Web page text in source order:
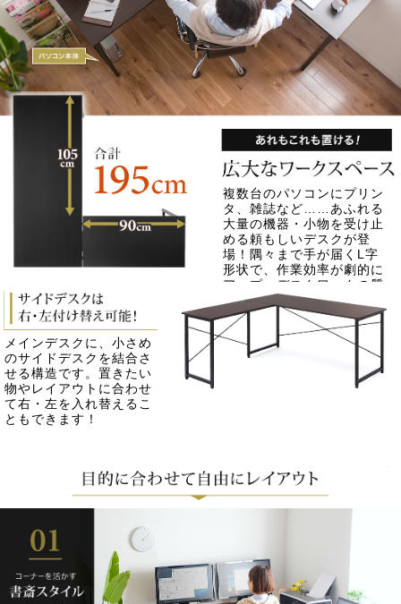
複数台のパソコンにプリン
タ、雑誌など……あふれる
大量の機器・小物を受け止
める頼もしいデスクが登
場！隅々まで手が届くL字
形状で、作業効率が劇的に
アップ。デスクワークの質
が向上すること間違いなし
です。
メインデスクに、小さめ
のサイドデスクを結合さ
せる構造です。置きたい
物やレイアウトに合わせ
て右・左を入れ替えるこ
ともできます！